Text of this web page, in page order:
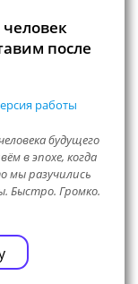
после
работы
будущего
в эпохе, когда
мы разучились
Быстро. Громко.